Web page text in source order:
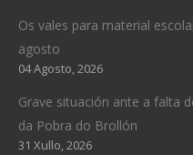
Os vales para material
agosto
04 Agosto, 2026
Grave situación ante a falta
da Pobra do Brollón
31 Xullo, 2026